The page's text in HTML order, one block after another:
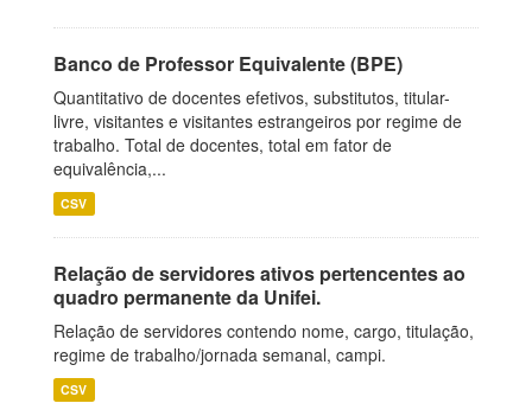
Banco de Professor Equivalente (BPE)
Quantitativo de docentes efetivos, substitutos, titular-
livre, visitantes e visitantes estrangeiros por regime de
trabalho. Total de docentes, total em fator de
equivalência,...
CSV
Relação de servidores ativos pertencentes ao
quadro permanente da Unifei.
Relação de servidores contendo nome, cargo, titulação,
regime de trabalho/jornada semanal, campi.
CSV